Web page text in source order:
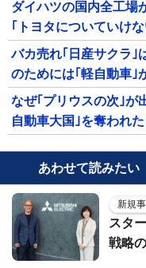
ダイハツの国内全工場
｢トヨタについていけ
バカ売れ｢日産サクラ｣
のためには｢軽自動車｣
なぜ｢プリウスの次｣
自動車大国｣を奪われ
あわせて読みたい
新規
スタ
戦略